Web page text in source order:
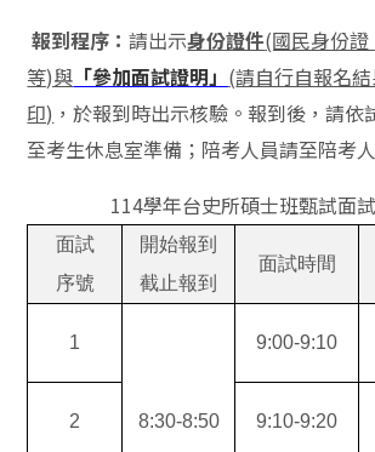
報到程序：請出示身份證件(國民身份
等)與 「參加面試證明」 (請自行自報名
印) ，於報到時出示核驗。報到後，請依
至考生休息室準備；陪考人員請至陪考
114學年台史所碩士班甄試面
面試
序號
開始報到
截止報到
面試時間
1
8:30-8:50
9:00-9:10
2 9:10-9:20